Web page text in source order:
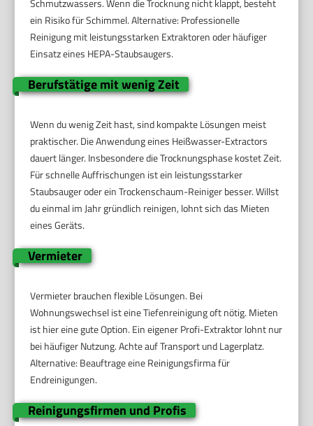
Schmutzwassers. Wenn die Trocknung nicht klappt, besteht
ein Risiko für Schimmel. Alternative: Professionelle
Reinigung mit leistungsstarken Extraktoren oder häufiger
Einsatz eines HEPA-Staubsaugers.
Berufstätige mit wenig Zeit
Wenn du wenig Zeit hast, sind kompakte Lösungen meist
praktischer. Die Anwendung eines Heißwasser-Extractors
dauert länger. Insbesondere die Trocknungsphase kostet Zeit.
Für schnelle Auffrischungen ist ein leistungsstarker
Staubsauger oder ein Trockenschaum-Reiniger besser. Willst
du einmal im Jahr gründlich reinigen, lohnt sich das Mieten
eines Geräts.
Vermieter
Vermieter brauchen flexible Lösungen. Bei
Wohnungswechsel ist eine Tiefenreinigung oft nötig. Mieten
ist hier eine gute Option. Ein eigener Profi-Extraktor lohnt nur
bei häufiger Nutzung. Achte auf Transport und Lagerplatz.
Alternative: Beauftrage eine Reinigungsfirma für
Endreinigungen.
Reinigungsfirmen und Profis